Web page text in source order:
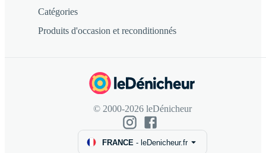
Catégories
Produits d'occasion et reconditionnés
© 2000-2026 leDénicheur
FRANCE - leDenicheur.fr